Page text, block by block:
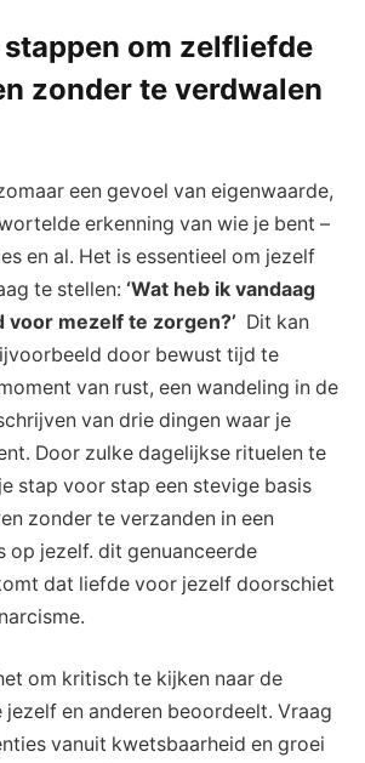
om zelfliefde
zonder te verdwalen
een gevoel van eigenwaarde,
erkenning van wie je bent –
en ‍al. Het is​ essentieel om ​jezelf
te stellen: ‘Wat heb ik vandaag
voor mezelf te zorgen?’ ‍ Dit​ kan
door⁣ bewust tijd te
van rust, een wandeling in de
‌van drie dingen waar je
Door zulke dagelijkse rituelen te
stap voor stap een stevige basis‌
zonder te verzanden ‌in een
op jezelf. dit​ genuanceerde
dat liefde voor jezelf doorschiet
om kritisch‌ te kijken naar de
jezelf en anderen ⁤beoordeelt. Vraag
vanuit kwetsbaarheid en groei‍